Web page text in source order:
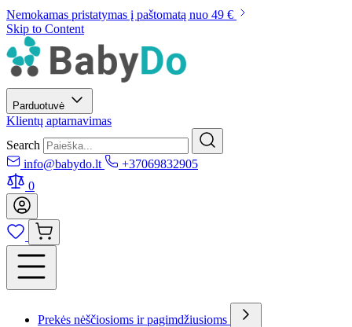
Nemokamas pristatymas į paštomatą nuo 49 €
Skip to Content
Parduotuvė
Klientų aptarnavimas
Search
info@babydo.lt
+37069832905
0
Prekės nėščiosioms ir pagimdžiusioms